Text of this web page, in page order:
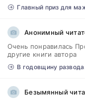
Главный приз для
Анонимный
Очень понравилась
другие книги автора
В годовщину
Безымянный